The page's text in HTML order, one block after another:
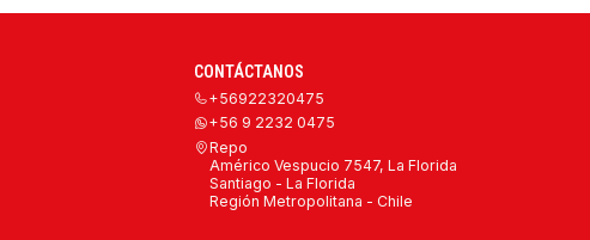
CONTÁCTANOS
+56922320475
+56 9 2232 0475
Repo
Américo Vespucio 7547, La Florida
Santiago - La Florida
Región Metropolitana - Chile